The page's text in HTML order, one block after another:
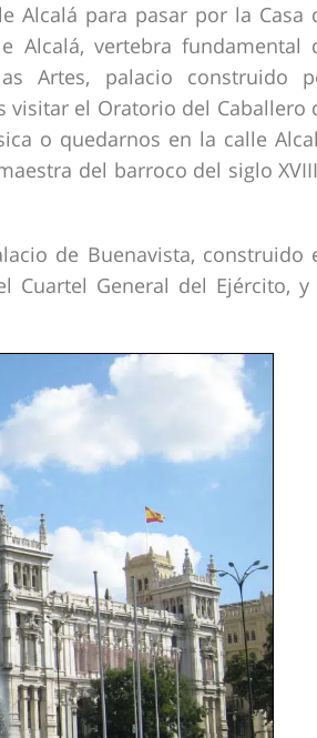
Alcalá para pasar por la Casa
Alcalá, vertebra fundamental
Artes, palacio construido
visitar el Oratorio del Caballero
o quedarnos en la calle
del barroco del siglo
de Buenavista, construido
Cuartel General del Ejército, y